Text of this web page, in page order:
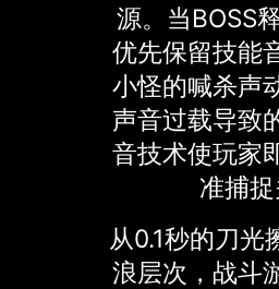
源。当BOSS
优先保留技能
小怪的喊杀声
声音过载导致
音技术使玩家
准捕
从0.1秒的刀光
浪层次，战斗